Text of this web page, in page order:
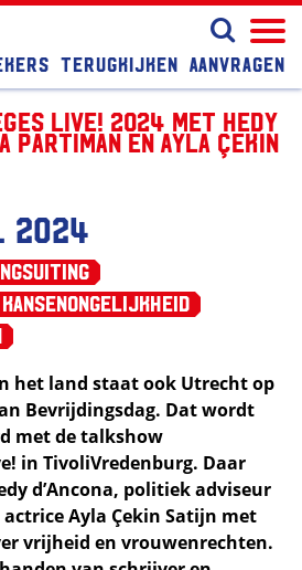
Terugkijken Aanvragen
Live! 2024 met Hedy
Partiman en Ayla Çekin
2024
het land staat ook Utrecht op
Bevrijdingsdag. Dat wordt
met de talkshow
in TivoliVredenburg. Daar
d’Ancona, politiek adviseur
Ayla Çekin Satijn met
vrijheid en vrouwenrechten.